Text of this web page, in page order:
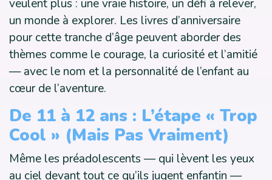
veulent plus : une vraie histoire, un défi à relever,
un monde à explorer. Les livres d’anniversaire
pour cette tranche d’âge peuvent aborder des
thèmes comme le courage, la curiosité et l’amitié
— avec le nom et la personnalité de l’enfant au
cœur de l’aventure.
De 11 à 12 ans : L’étape « Trop
Cool » (Mais Pas Vraiment)
Même les préadolescents — qui lèvent les yeux
au ciel devant tout ce qu’ils jugent enfantin —